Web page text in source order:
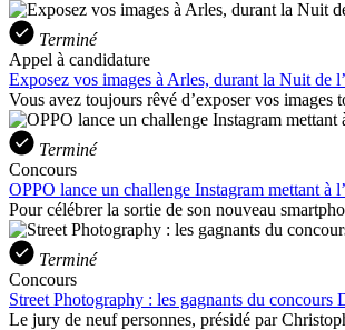
Terminé
Appel à candidature
Exposez vos images à Arles, durant la Nuit de
Vous avez toujours rêvé d’exposer vos
Terminé
Concours
OPPO lance un challenge Instagram mettant à
Pour célébrer la sortie de son nouveau
Terminé
Concours
Street Photography : les gagnants du concours
Le jury de neuf personnes, présidé par